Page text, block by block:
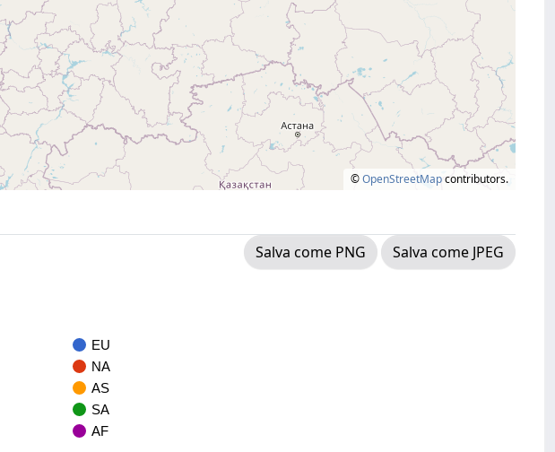
©OpenStreetMapcontributors.
Salva come PNG
Salva come JPEG
EU
NA
AS
SA
AF